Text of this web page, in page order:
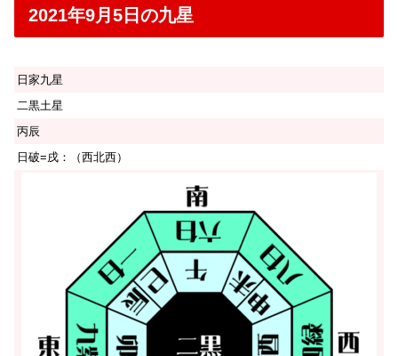
2021年9月5日の九星
日家九星
二黒土星
丙辰
日破=戌：（西北西）